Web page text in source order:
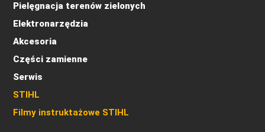
Pielęgnacja terenów zielonych
Elektronarzędzia
Akcesoria
Części zamienne
Serwis
STIHL
Filmy instruktażowe STIHL